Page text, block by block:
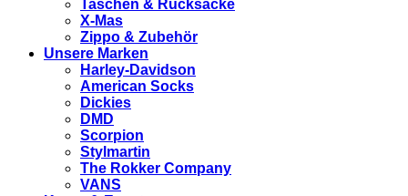
Taschen & Rucksäcke
X-Mas
Zippo & Zubehör
Unsere Marken
Harley-Davidson
American Socks
Dickies
DMD
Scorpion
Stylmartin
The Rokker Company
VANS